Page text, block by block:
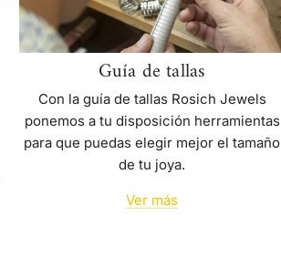
Guía de tallas
Con la guía de tallas Rosich Jewels
ponemos a tu disposición herramientas
para que puedas elegir mejor el tamaño
de tu joya.
Ver más